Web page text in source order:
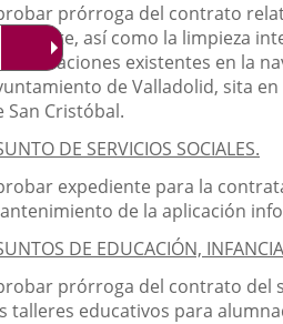
prórroga del contrato
así como la limpieza
instalaciones existentes en la
de Valladolid, sita
San Cristóbal.
DE SERVICIOS SOCIALES.
expediente para la
de la aplicación
DE EDUCACIÓN,
prórroga del contrato del
talleres educativos para